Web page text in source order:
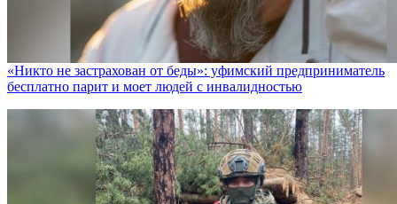
«Никто не заcтрахован от беды»: уфимский предприниматель
бесплатно парит и моет людей с инвалидностью